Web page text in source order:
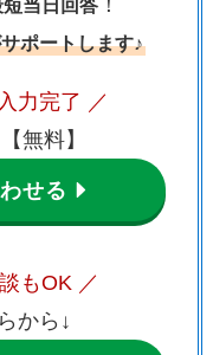
当日回答 ！
ポートします♪
力完了 ／
無料】
せる
もOK ／
から↓